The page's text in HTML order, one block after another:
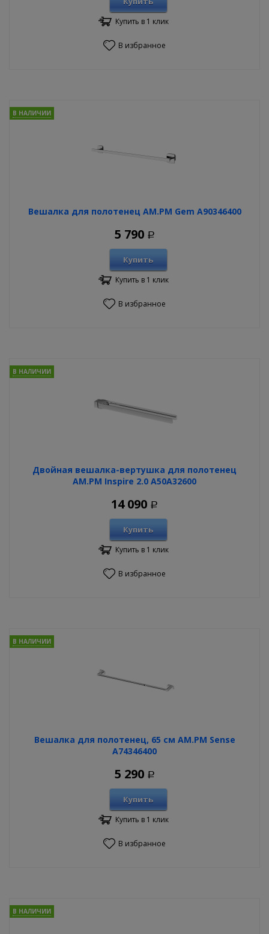
Купить в 1 клик
В избранное
Вешалка для полотенец AM.PM Gem A90346400
В НАЛИЧИИ
5 790 Р
Купить
Купить в 1 клик
В избранное
Двойная вешалка-вертушка для полотенец
AM.PM Inspire 2.0 A50A32600
В НАЛИЧИИ
14 090 Р
Купить
Купить в 1 клик
В избранное
Вешалка для полотенец, 65 см AM.PM Sense
A74346400
В НАЛИЧИИ
5 290 Р
Купить
Купить в 1 клик
В избранное
В НАЛИЧИИ